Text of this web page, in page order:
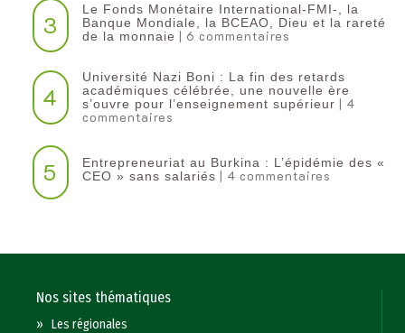
3
Le Fonds Monétaire International-FMI-, la
Banque Mondiale, la BCEAO, Dieu et la rareté
de la monnaie | 6 commentaires
4
Université Nazi Boni : La fin des retards
académiques célébrée, une nouvelle ère
s’ouvre pour l’enseignement supérieur | 4
commentaires
5
Entrepreneuriat au Burkina : L’épidémie des «
CEO » sans salariés | 4 commentaires
Nos sites thématiques
»Les régionales